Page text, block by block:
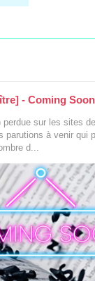
- Coming
sur les sites
parutions à venir qui
d...